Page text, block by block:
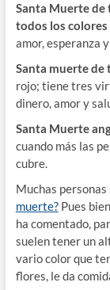
Santa Muerte de
todos los colores
amor, esperanza
Santa muerte de
rojo; tiene tres
dinero, amor y
Santa Muerte
cuando más las
cubre.
Muchas personas
muerte?Pues
ha comentado,
suelen tener un
vario color que
flores, le da